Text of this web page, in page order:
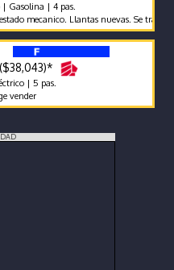
Gasolina | 4 pas.
mecanico. Llantas nuevas. Se traspasa
($38,043)*
| 5 pas.